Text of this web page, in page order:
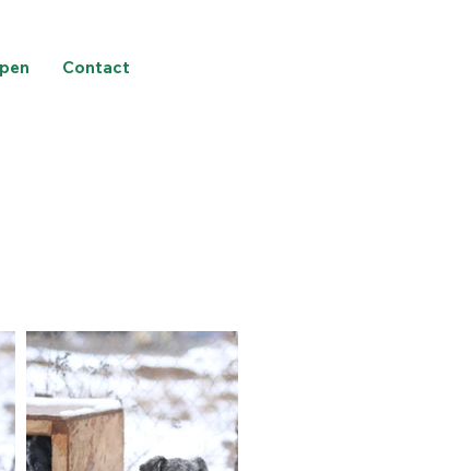
Contact